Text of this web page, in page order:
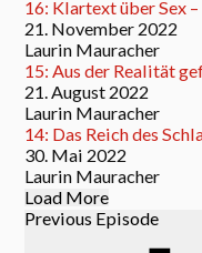
16: Klartext über Sex
21. November 2022
Laurin Mauracher
15: Aus der Realität
21. August 2022
Laurin Mauracher
14: Das Reich des
30. Mai 2022
Laurin Mauracher
Load More
Previous Episode